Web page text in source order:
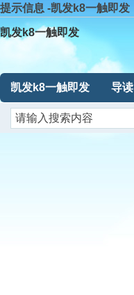
提示信息 -凯发k8一触即发
凯发k8一触即发
凯发k8一触即发 导读